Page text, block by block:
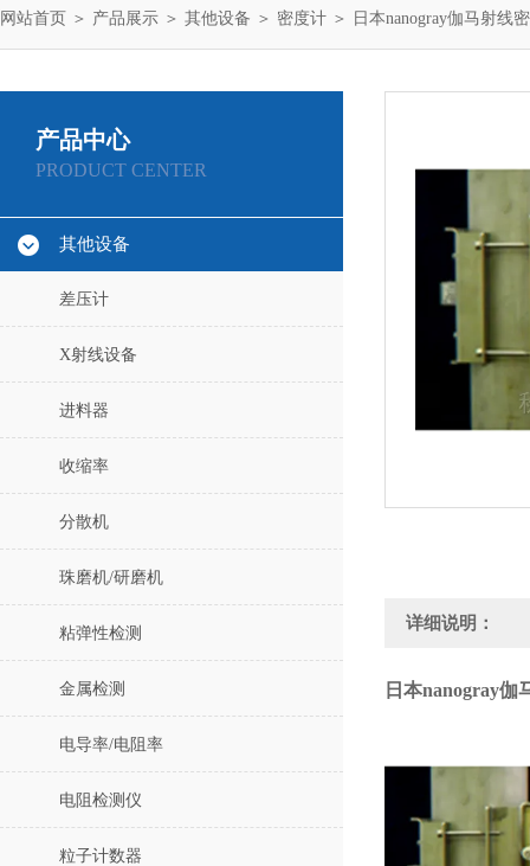
网站首页 ＞ 产品展示 ＞ 其他设备 ＞ 密度计 ＞ 日本nanogray伽马射线
产品中心
PRODUCT CENTER
其他设备
差压计
X射线设备
进料器
收缩率
分散机
珠磨机/研磨机
粘弹性检测
金属检测
电导率/电阻率
电阻检测仪
粒子计数器
详细说明：
日本nanogray伽